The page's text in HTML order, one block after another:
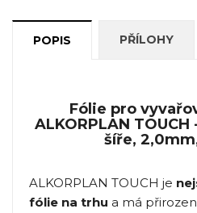
POPIS PŘÍLOHY
Fólie pro
ALKORPLAN
šíře,
ALKORPLAN TOUCH je
fólie na trhu a má